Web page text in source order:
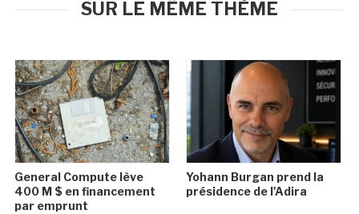
SUR LE MÊME THÈME
General Compute lève
400 M $ en financement
par emprunt
Yohann Burgan prend la
présidence de l'Adira